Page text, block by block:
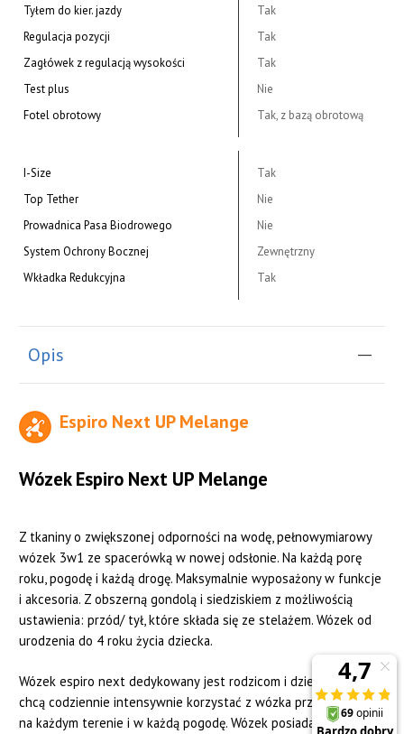
Tyłem do kier. jazdy
Tak
Regulacja pozycji
Tak
Zagłówek z regulacją wysokości
Tak
Test plus
Nie
Fotel obrotowy
Tak, z bazą obrotową
I-Size
Tak
Top Tether
Nie
Prowadnica Pasa Biodrowego
Nie
System Ochrony Bocznej
Zewnętrzny
Wkładka Redukcyjna
Tak
Opis
Espiro Next UP Melange
Wózek Espiro Next UP Melange
Z tkaniny o zwiększonej odporności na wodę, pełnowymiarowy
wózek 3w1 ze spacerówką w nowej odsłonie. Na każdą porę
roku, pogodę i każdą drogę. Maksymalnie wyposażony w funkcje
i akcesoria. Z obszerną gondolą i siedziskiem z możliwością
ustawienia: przód/ tył, które składa się ze stelażem. Wózek od
urodzenia do 4 roku życia dziecka.
Wózek espiro next dedykowany jest rodzicom i dzieciom, którzy
chcą codziennie intensywnie korzystać z wózka przez cały rok,
na każdym terenie i w każdą pogodę. Wózek posiada solidny